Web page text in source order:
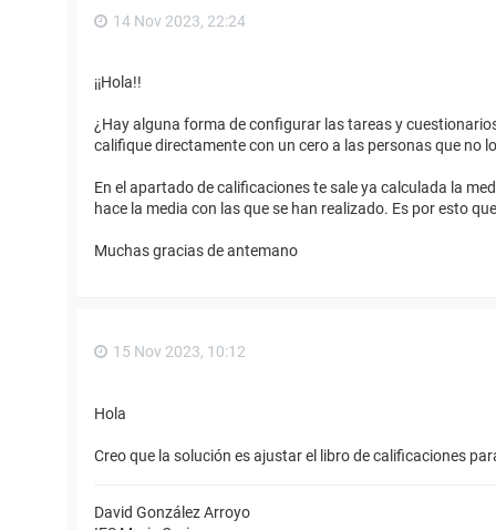
14 Nov 2023, 22:24
¡¡Hola!!
¿Hay alguna forma de configurar las tareas y
califique directamente con un cero a las personas que no
En el apartado de calificaciones te sale ya calculada la
hace la media con las que se han realizado. Es por esto
Muchas gracias de antemano
15 Nov 2023, 10:12
Hola
Creo que la solución es ajustar el libro de calificaciones
David González Arroyo